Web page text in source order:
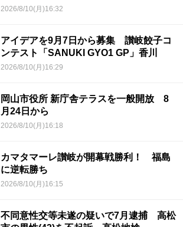
2026/8/10(月)16:32
アイデアを9月7日から募集 讃岐餃子コ
ンテスト「SANUKI GYO1 GP」香川
2026/8/10(月)16:29
岡山市役所 新庁舎テラスを一般開放 8
月24日から
2026/8/10(月)16:18
カマタマーレ讃岐が開幕戦勝利！ 福島
に逆転勝ち
2026/8/10(月)16:15
不同意性交等未遂の疑いで7月逮捕 高松